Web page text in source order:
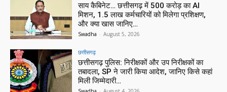
साय कैबिनेट… छत्तीसगढ़ में 500 करोड़ का AI
मिशन, 1.5 लाख कर्मचारियों को मिलेगा प्रशिक्षण,
और क्या खास जानिए…
Swadha - August 5, 2026
छत्तीसगढ़
छत्तीसगढ़ पुलिस: निरीक्षकों और उप निरीक्षकों का
तबादला, SP ने जारी किया आदेश, जानिए किसे कहां
मिली जिम्मेदारी…